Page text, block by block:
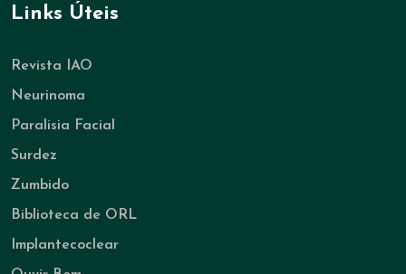
Links Úteis
Revista IAO
Neurinoma
Paralisia Facial
Surdez
Zumbido
Biblioteca de ORL
Implantecoclear